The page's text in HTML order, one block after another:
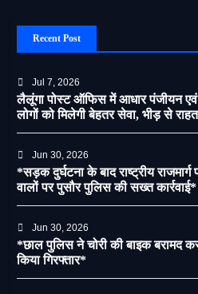
Recent Post
Jul 7, 2026
लैलूंगा पोस्ट ऑफिस में आधार पंजीयन एवं
लोगों को मिलेगी बेहतर सेवा, भीड़ से
पर लगेगी रोक
Jun 30, 2026
*सड़क दुर्घटना के बाद राष्ट्रीय
वालों पर पुसौर पुलिस की सख्त कार्रवाई*
Jun 30, 2026
*छाल पुलिस ने चोरी की बाइक बरामद
किया गिरफ्तार*